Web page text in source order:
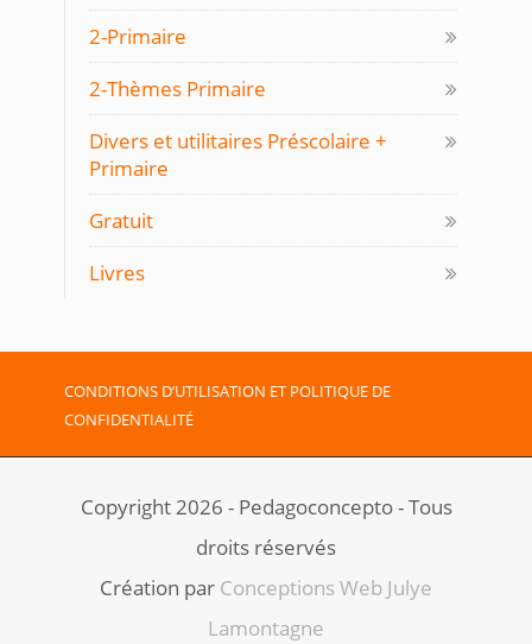
2-Primaire
2-Thèmes Primaire
Divers et utilitaires Préscolaire +
Primaire
Gratuit
Livres
CONDITIONS D’UTILISATION ET POLITIQUE DE
CONFIDENTIALITÉ
Copyright 2026 - Pedagoconcepto - Tous
droits réservés
Création par ​ Conceptions Web Julye
Lamontagne